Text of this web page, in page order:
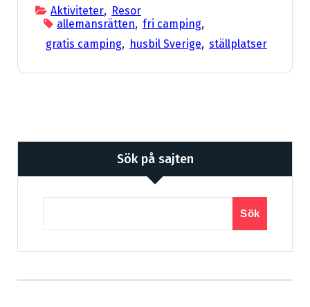
Aktiviteter, Resor
allemansrätten, fri camping,
gratis camping, husbil Sverige, ställplatser
Sök på sajten
Sök